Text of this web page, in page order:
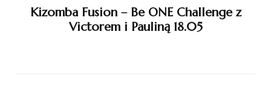
Kizomba Fusion – Be ONE Challenge z
Victorem i Pauliną 18.05